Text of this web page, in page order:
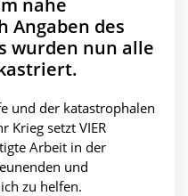
Angaben des
wurden nun alle
und der katastrophalen
Krieg setzt VIER
Arbeit in der
und
zu helfen.